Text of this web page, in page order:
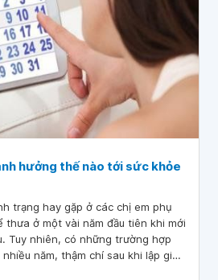
hưởng thế nào tới sức khỏe
trạng hay gặp ở các chị em phụ
thưa ở một vài năm đầu tiên khi mới
Tuy nhiên, có những trường hợp
năm, thậm chí sau khi lập gia